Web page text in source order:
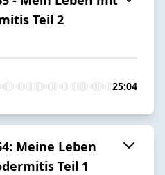
Teil 2
25:04
Meine Leben
Teil 1